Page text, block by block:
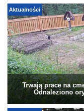
Aktualności
Trwają prace na
Odnaleziono